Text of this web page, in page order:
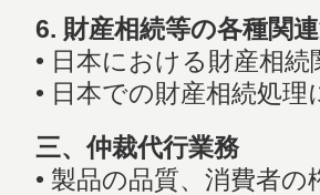
6. 財産相続等の各種関
• 日本における財産相
• 日本での財産相続処
三、仲裁代行業務
• 製品の品質、消費者